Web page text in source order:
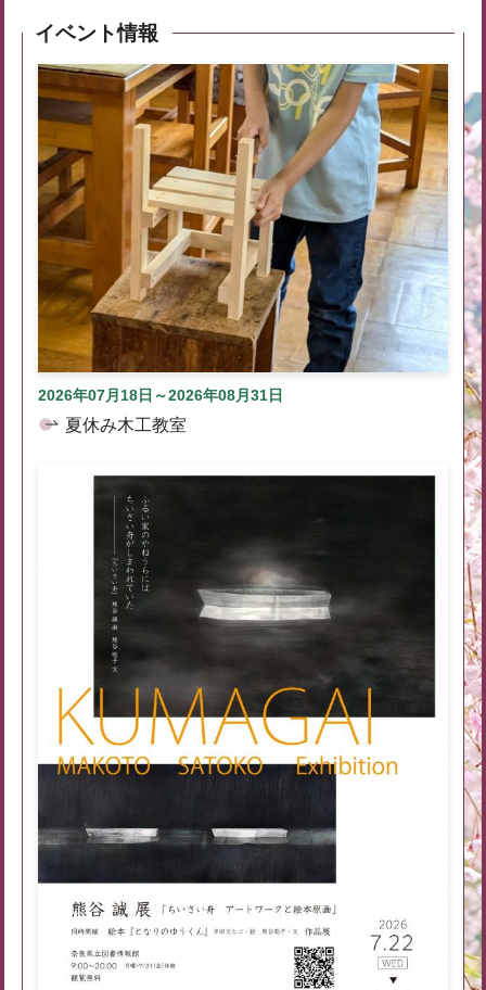
イベント情報
2026年07月18日～2026年08月31日
夏休み木工教室